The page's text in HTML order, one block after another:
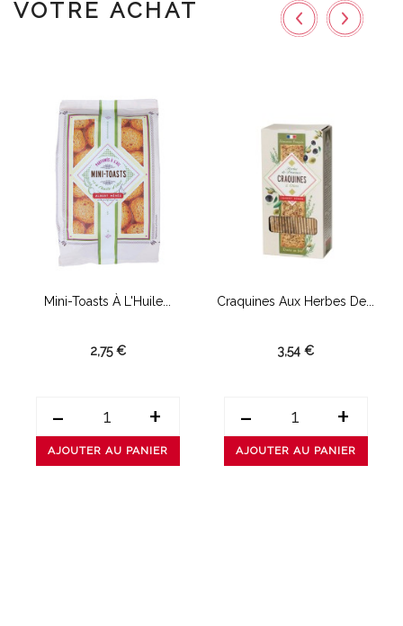
VOTRE ACHAT
Mini-Toasts À L'Huile...
2,75 €
- +
AJOUTER AU PANIER
Craquines Aux Herbes De...
3,54 €
- +
AJOUTER AU PANIER